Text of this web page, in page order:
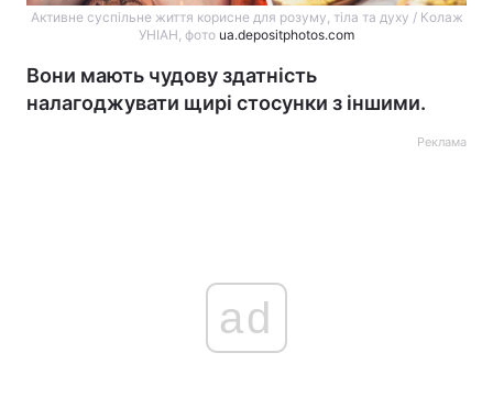
Активне суспільне життя корисне для розуму, тіла та духу / Колаж
УНІАН, фото ua.depositphotos.com
Вони мають чудову здатність
налагоджувати щирі стосунки з іншими.
Реклама
ad